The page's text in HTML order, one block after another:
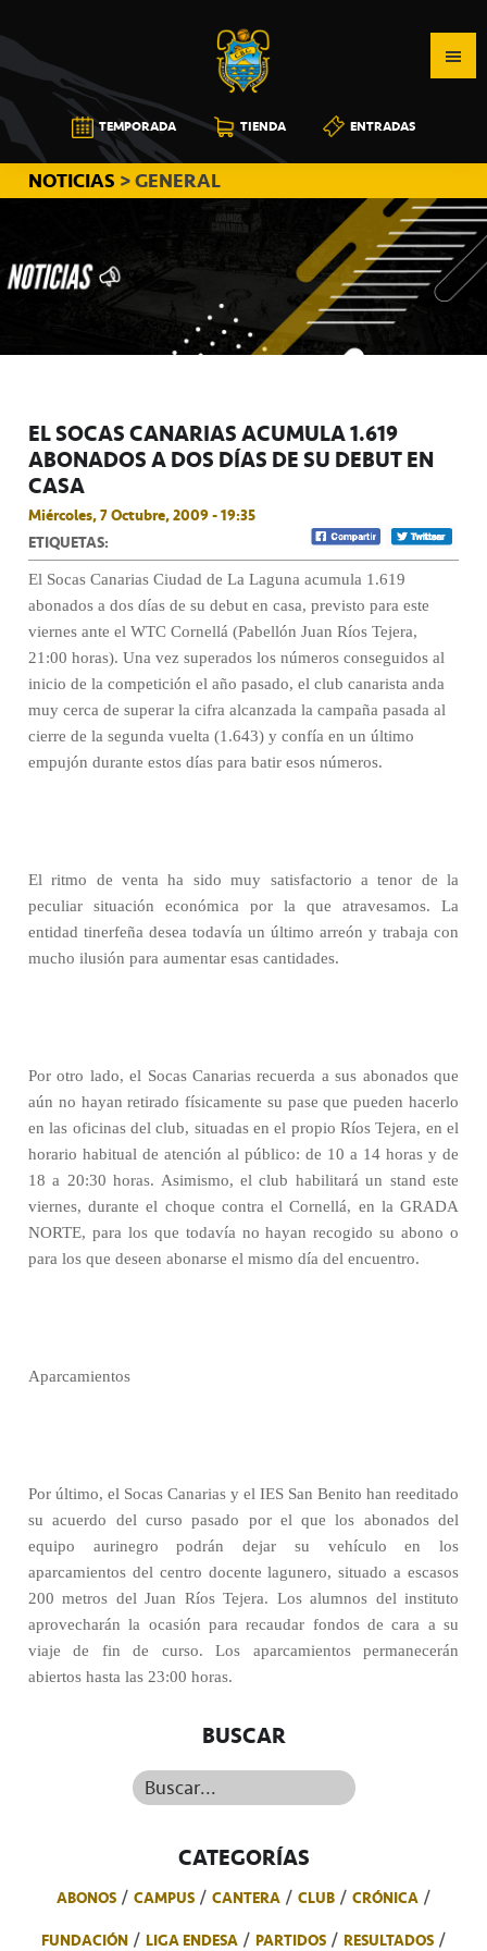
a
la
navegación
principal
al
contenido
principal
a
la
barra
lateral
principal
CB
CANARIAS
TEMPORADA TIENDA ENTRADAS
NOTICIAS > GENERAL
EL SOCAS CANARIAS ACUMULA 1.619
ABONADOS A DOS DÍAS DE SU DEBUT EN
CASA
Miércoles, 7 Octubre, 2009 - 19:35
ETIQUETAS:
El Socas Canarias Ciudad de La Laguna acumula 1.619
abonados a dos días de su debut en casa, previsto para este
viernes ante el WTC Cornellá (Pabellón Juan Ríos Tejera,
21:00 horas). Una vez superados los números conseguidos al
inicio de la competición el año pasado, el club canarista anda
muy cerca de superar la cifra alcanzada la campaña pasada al
cierre de la segunda vuelta (1.643) y confía en un último
empujón durante estos días para batir esos números.
El ritmo de venta ha sido muy satisfactorio a tenor de la
peculiar situación económica por la que atravesamos. La
entidad tinerfeña desea todavía un último arreón y trabaja con
mucho ilusión para aumentar esas cantidades.
Por otro lado, el Socas Canarias recuerda a sus abonados que
aún no hayan retirado físicamente su pase que pueden hacerlo
en las oficinas del club, situadas en el propio Ríos Tejera, en el
horario habitual de atención al público: de 10 a 14 horas y de
18 a 20:30 horas. Asimismo, el club habilitará un stand este
viernes, durante el choque contra el Cornellá, en la GRADA
NORTE, para los que todavía no hayan recogido su abono o
para los que deseen abonarse el mismo día del encuentro.
Aparcamientos
Por último, el Socas Canarias y el IES San Benito han reeditado
su acuerdo del curso pasado por el que los abonados del
equipo aurinegro podrán dejar su vehículo en los
aparcamientos del centro docente lagunero, situado a escasos
200 metros del Juan Ríos Tejera. Los alumnos del instituto
aprovecharán la ocasión para recaudar fondos de cara a su
viaje de fin de curso. Los aparcamientos permanecerán
abiertos hasta las 23:00 horas.
BUSCAR
Buscar...
CATEGORÍAS
ABONOS CAMPUS CANTERA CLUB
CRÓNICA
FUNDACIÓN
LIGA ENDESA PARTIDOS RESULTADOS